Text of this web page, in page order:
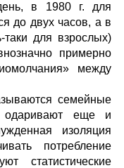
в 1980 г. для
до двух часов, а в
таки для взрослых)
примерно
между
семейные
одаривают еще и
изоляция
потребление
статистические